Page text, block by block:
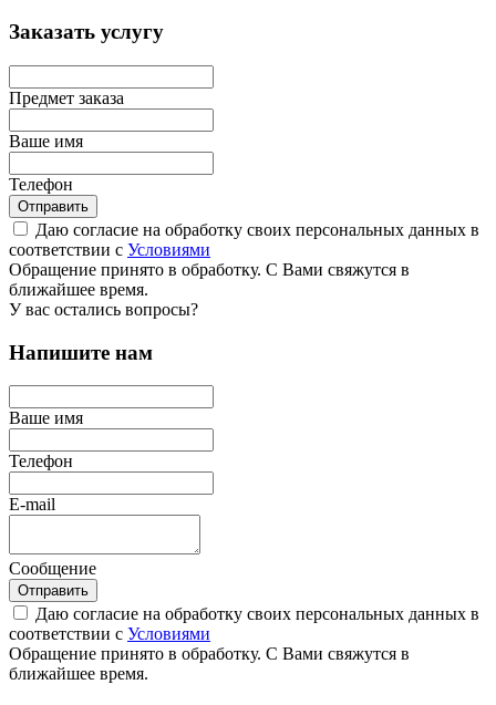
Заказать услугу
Предмет заказа
Ваше имя
Телефон
Отправить
Даю согласие на обработку своих персональных данных в
соответствии с Условиями
Обращение принято в обработку. С Вами свяжутся в
ближайшее время.
У вас остались вопросы?
Напишите нам
Ваше имя
Телефон
E-mail
Сообщение
Отправить
Даю согласие на обработку своих персональных данных в
соответствии с Условиями
Обращение принято в обработку. С Вами свяжутся в
ближайшее время.